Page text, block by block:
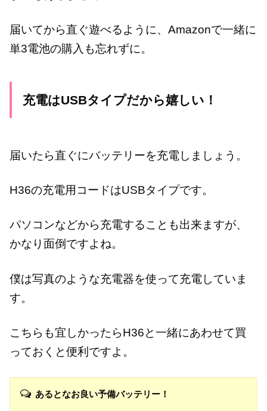
届いてから直ぐ遊べるように、Amazonで一緒に
単3電池の購入も忘れずに。
充電はUSBタイプだから嬉しい！
届いたら直ぐにバッテリーを充電しましょう。
H36の充電用コードはUSBタイプです。
パソコンなどから充電することも出来ますが、
かなり面倒ですよね。
僕は写真のような充電器を使って充電していま
す。
こちらも宜しかったらH36と一緒にあわせて買
っておくと便利ですよ。
あるとなお良い予備バッテリー！